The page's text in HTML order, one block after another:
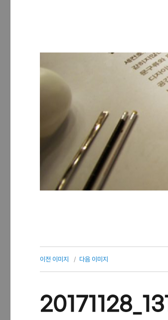
이전 이미지 다음 이미지